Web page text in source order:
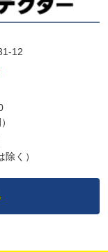
12
く）